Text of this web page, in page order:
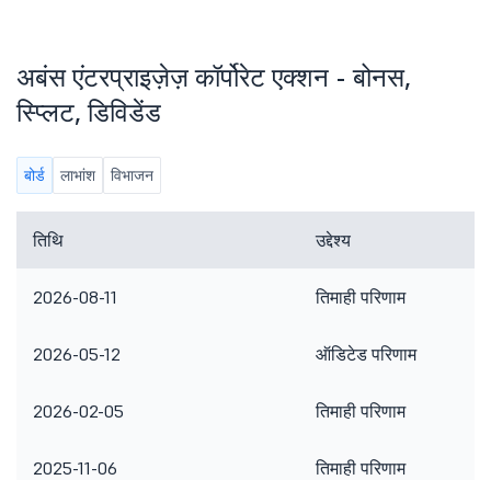
अबंस एंटरप्राइज़ेज़ कॉर्पोरेट एक्शन - बोनस,
स्प्लिट, डिविडेंड
बोर्ड लाभांश विभाजन
तिथि उद्देश्य
2026-08-11 तिमाही परिणाम
2026-05-12 ऑडिटेड परिणाम
2026-02-05 तिमाही परिणाम
2025-11-06 तिमाही परिणाम